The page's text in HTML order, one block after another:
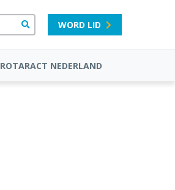
WORD LID
ROTARACT NEDERLAND